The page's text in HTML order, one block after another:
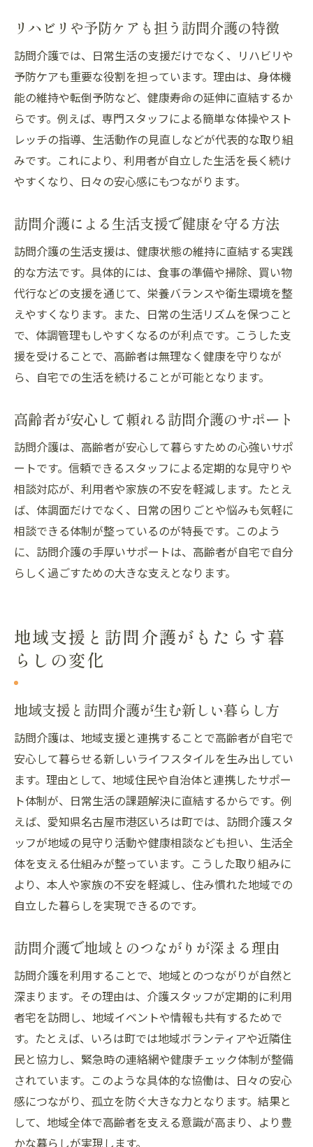
リハビリや予防ケアも担う訪問介護の特徴
訪問介護では、日常生活の支援だけでなく、リハビリや
予防ケアも重要な役割を担っています。理由は、身体機
能の維持や転倒予防など、健康寿命の延伸に直結するか
らです。例えば、専門スタッフによる簡単な体操やスト
レッチの指導、生活動作の見直しなどが代表的な取り組
みです。これにより、利用者が自立した生活を長く続け
やすくなり、日々の安心感にもつながります。
訪問介護による生活支援で健康を守る方法
訪問介護の生活支援は、健康状態の維持に直結する実践
的な方法です。具体的には、食事の準備や掃除、買い物
代行などの支援を通じて、栄養バランスや衛生環境を整
えやすくなります。また、日常の生活リズムを保つこと
で、体調管理もしやすくなるのが利点です。こうした支
援を受けることで、高齢者は無理なく健康を守りなが
ら、自宅での生活を続けることが可能となります。
高齢者が安心して頼れる訪問介護のサポート
訪問介護は、高齢者が安心して暮らすための心強いサポ
ートです。信頼できるスタッフによる定期的な見守りや
相談対応が、利用者や家族の不安を軽減します。たとえ
ば、体調面だけでなく、日常の困りごとや悩みも気軽に
相談できる体制が整っているのが特長です。このよう
に、訪問介護の手厚いサポートは、高齢者が自宅で自分
らしく過ごすための大きな支えとなります。
地域支援と訪問介護がもたらす暮
らしの変化
地域支援と訪問介護が生む新しい暮らし方
訪問介護は、地域支援と連携することで高齢者が自宅で
安心して暮らせる新しいライフスタイルを生み出してい
ます。理由として、地域住民や自治体と連携したサポー
ト体制が、日常生活の課題解決に直結するからです。例
えば、愛知県名古屋市港区いろは町では、訪問介護スタ
ッフが地域の見守り活動や健康相談なども担い、生活全
体を支える仕組みが整っています。こうした取り組みに
より、本人や家族の不安を軽減し、住み慣れた地域での
自立した暮らしを実現できるのです。
訪問介護で地域とのつながりが深まる理由
訪問介護を利用することで、地域とのつながりが自然と
深まります。その理由は、介護スタッフが定期的に利用
者宅を訪問し、地域イベントや情報も共有するためで
す。たとえば、いろは町では地域ボランティアや近隣住
民と協力し、緊急時の連絡網や健康チェック体制が整備
されています。このような具体的な協働は、日々の安心
感につながり、孤立を防ぐ大きな力となります。結果と
して、地域全体で高齢者を支える意識が高まり、より豊
かな暮らしが実現します。